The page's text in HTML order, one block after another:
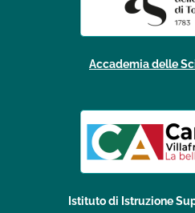
Accademia delle
Istituto di Istruzione